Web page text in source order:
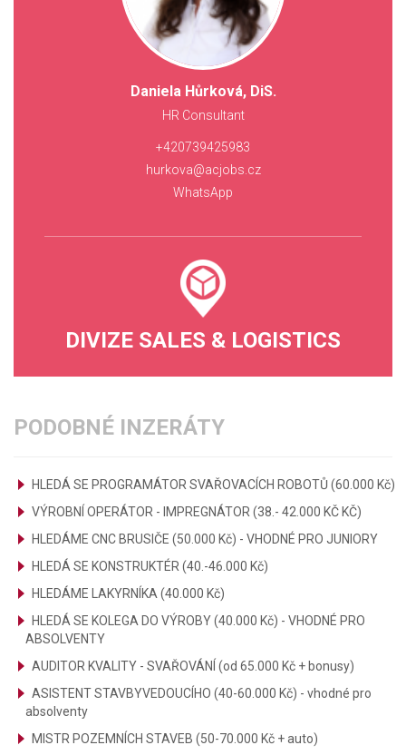
Daniela Hůrková, DiS.
HR Consultant
+420739425983
hurkova@acjobs.cz
WhatsApp
DIVIZE SALES & LOGISTICS
PODOBNÉ INZERÁTY
HLEDÁ SE PROGRAMÁTOR SVAŘOVACÍCH ROBOTŮ (60.000 Kč)
VÝROBNÍ OPERÁTOR - IMPREGNÁTOR (38.- 42.000 KČ KČ)
HLEDÁME CNC BRUSIČE (50.000 Kč) - VHODNÉ PRO JUNIORY
HLEDÁ SE KONSTRUKTÉR (40.-46.000 Kč)
HLEDÁME LAKYRNÍKA (40.000 Kč)
HLEDÁ SE KOLEGA DO VÝROBY (40.000 Kč) - VHODNÉ PRO
ABSOLVENTY
AUDITOR KVALITY - SVAŘOVÁNÍ (od 65.000 Kč + bonusy)
ASISTENT STAVBYVEDOUCÍHO (40-60.000 Kč) - vhodné pro
absolventy
MISTR POZEMNÍCH STAVEB (50-70.000 Kč + auto)